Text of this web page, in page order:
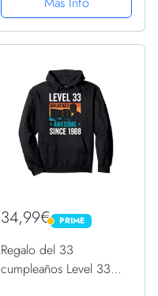
Capucha
34,99€ PRIME
PRIME
Regalo del 33
cumpleaños Level 33